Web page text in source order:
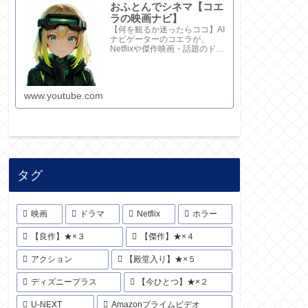
おふとんでシネマ【コエ
ラの映画ナビ】
【何を観るか迷ったらココ】AI
ナビゲーターのコエラが、
Netflixや傑作映画・話題のドラ
www.youtube.com
タグ
映画 ドラマ Netflix ホラー
【良作】★×３ 【傑作】★×４
アクション 【殿堂入り】★×５
ディズニープラス 【今ひとつ】★×２
U-NEXT Amazonプライムビデオ